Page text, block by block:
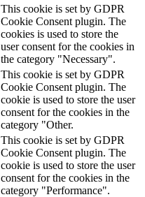
This cookie is set by GDPR
Cookie Consent plugin. The
cookies is used to store the
user consent for the cookies in
the category "Necessary".
This cookie is set by GDPR
Cookie Consent plugin. The
cookie is used to store the user
consent for the cookies in the
category "Other.
This cookie is set by GDPR
Cookie Consent plugin. The
cookie is used to store the user
consent for the cookies in the
category "Performance".